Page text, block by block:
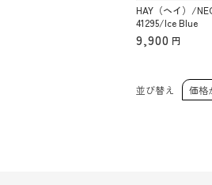
HAY（ヘイ）/
41295/Ice Blue
9,900
並び替え 価格